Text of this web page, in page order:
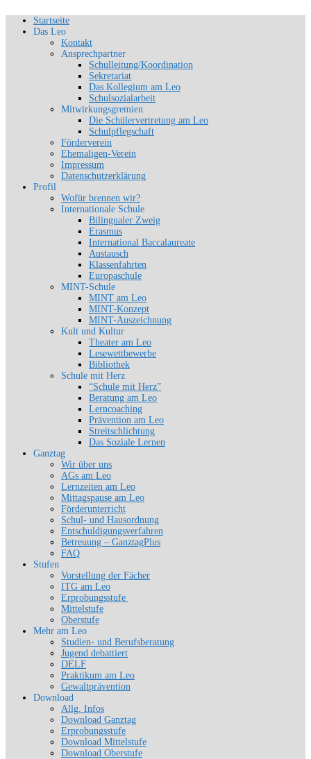
Zum
Inhalt
SLG-Aachen
Schön, dich zu sehen
Startseite
Das Leo
Kontakt
Ansprechpartner
Schulleitung/Koordination
Sekretariat
Das Kollegium am Leo
Schulsozialarbeit
Mitwirkungsgremien
Die Schülervertretung am Leo
Schulpflegschaft
Förderverein
Ehemaligen-Verein
Impressum
Datenschutzerklärung
Profil
Wofür brennen wir?
Internationale Schule
Bilingualer Zweig
Erasmus
International Baccalaureate
Austausch
Klassenfahrten
Europaschule
MINT-Schule
MINT am Leo
MINT-Konzept
MINT-Auszeichnung
Kult und Kultur
Theater am Leo
Lesewettbewerbe
Bibliothek
Schule mit Herz
“Schule mit Herz”
Beratung am Leo
Lerncoaching
Prävention am Leo
Streitschlichtung
Das Soziale Lernen
Ganztag
Wir über uns
AGs am Leo
Lernzeiten am Leo
Mittagspause am Leo
Förderunterricht
Schul- und Hausordnung
Entschuldigungsverfahren
Betreuung – GanztagPlus
FAQ
Stufen
Vorstellung der Fächer
ITG am Leo
Erprobungsstufe
Mittelstufe
Oberstufe
Mehr am Leo
Studien- und Berufsberatung
Jugend debattiert
DELF
Praktikum am Leo
Gewaltprävention
Download
Allg. Infos
Download Ganztag
Erprobungsstufe
Download Mittelstufe
Download Oberstufe